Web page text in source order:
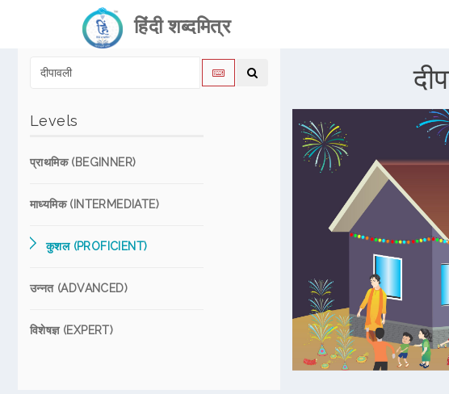
हिंदी शब्दमित्र
Levels
प्राथमिक (BEGINNER)
माध्यमिक (INTERMEDIATE)
कुशल (PROFICIENT)
उन्नत (ADVANCED)
विशेषज्ञ (EXPERT)